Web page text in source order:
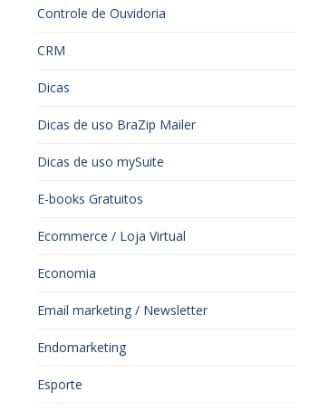
Controle de Ouvidoria
CRM
Dicas
Dicas de uso BraZip Mailer
Dicas de uso mySuite
E-books Gratuitos
Ecommerce / Loja Virtual
Economia
Email marketing / Newsletter
Endomarketing
Esporte